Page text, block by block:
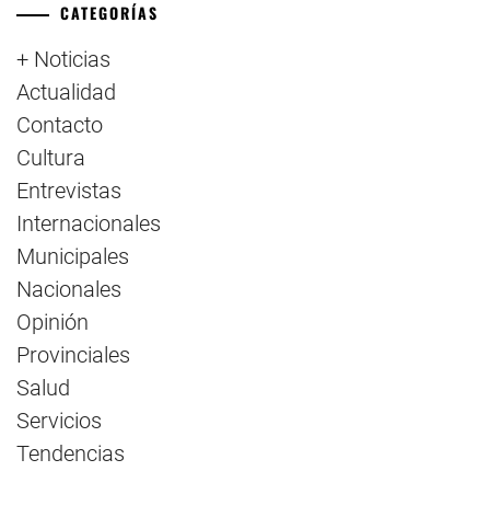
CATEGORÍAS
+ Noticias
Actualidad
Contacto
Cultura
Entrevistas
Internacionales
Municipales
Nacionales
Opinión
Provinciales
Salud
Servicios
Tendencias